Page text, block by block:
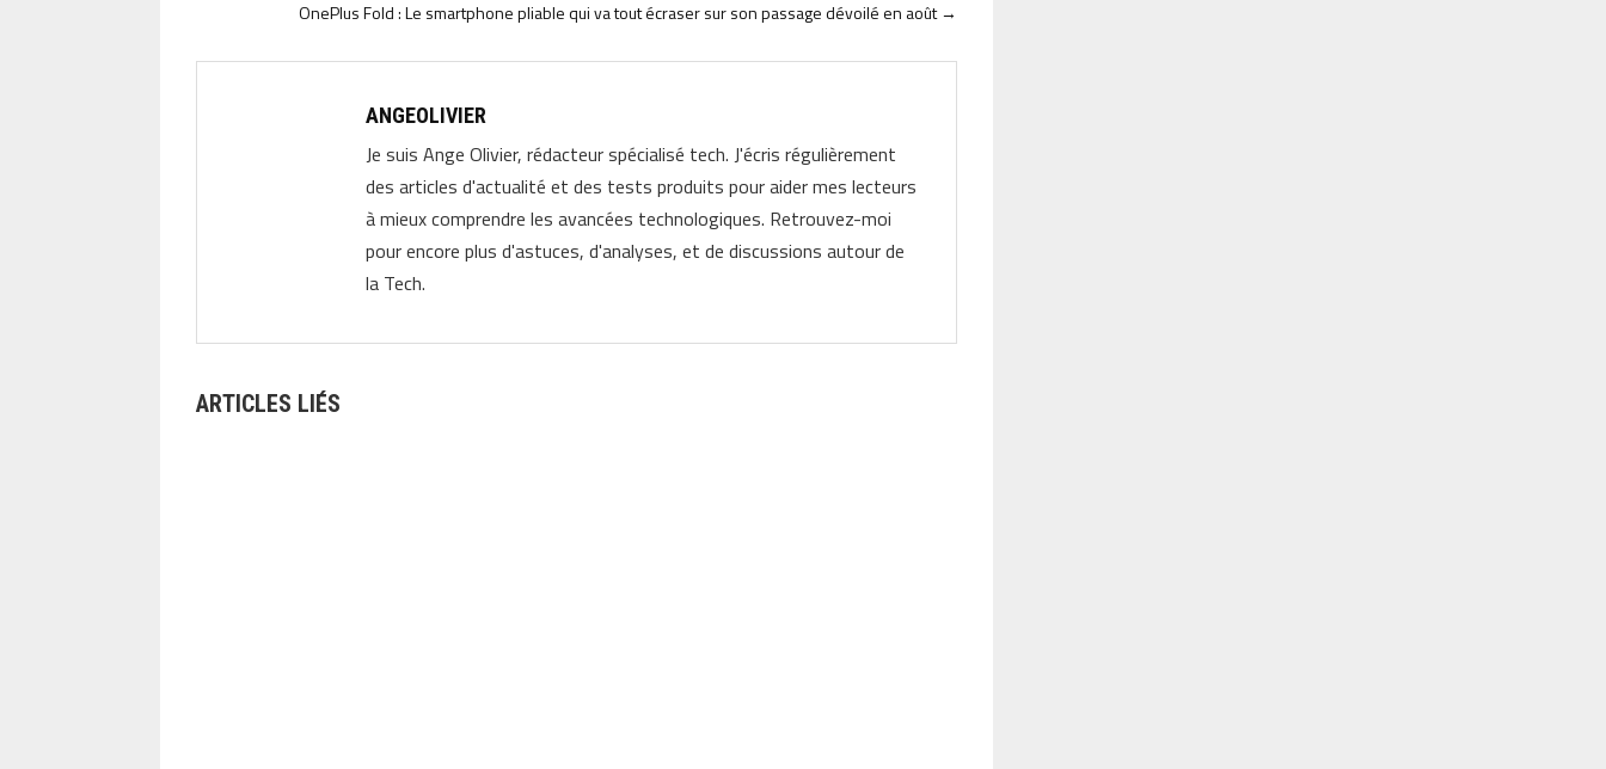
OnePlus Fold : Le smartphone pliable qui va tout écraser sur son passage dévoilé en août→
ANGEOLIVIER
Je suis Ange Olivier, rédacteur spécialisé tech. J'écris régulièrement
des articles d'actualité et des tests produits pour aider mes lecteurs
à mieux comprendre les avancées technologiques. Retrouvez-moi
pour encore plus d'astuces, d'analyses, et de discussions autour de
la Tech.
ARTICLES LIÉS